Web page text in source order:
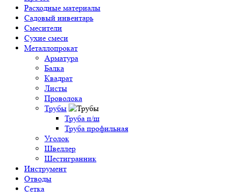
Расходные материалы
Садовый инвентарь
Смесители
Сухие смеси
Металлопрокат
Арматура
Балка
Квадрат
Листы
Проволока
Трубы
Труба п/ш
Труба профильная
Уголок
Швеллер
Шестигранник
Инструмент
Отводы
Сетка